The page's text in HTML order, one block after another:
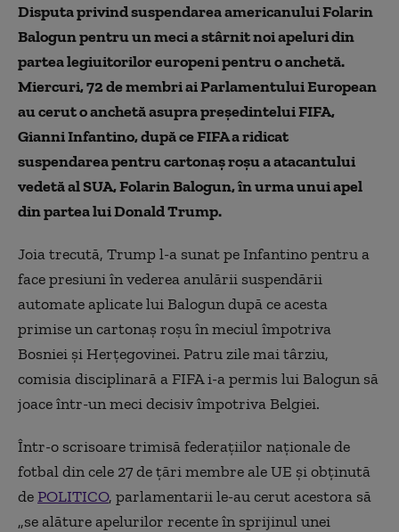
Disputa privind suspendarea americanului Folarin
Balogun pentru un meci a stârnit noi apeluri din
partea legiuitorilor europeni pentru o anchetă.
Miercuri, 72 de membri ai Parlamentului European
au cerut o anchetă asupra președintelui FIFA,
Gianni Infantino, după ce FIFA a ridicat
suspendarea pentru cartonaș roșu a atacantului
vedetă al SUA, Folarin Balogun, în urma unui apel
din partea lui Donald Trump.
Joia trecută, Trump l-a sunat pe Infantino pentru a
face presiuni în vederea anulării suspendării
automate aplicate lui Balogun după ce acesta
primise un cartonaș roșu în meciul împotriva
Bosniei și Herțegovinei. Patru zile mai târziu,
comisia disciplinară a FIFA i-a permis lui Balogun să
joace într-un meci decisiv împotriva Belgiei.
Într-o scrisoare trimisă federațiilor naționale de
fotbal din cele 27 de țări membre ale UE și obținută
dePOLITICO, parlamentarii le-au cerut acestora să
„se alăture apelurilor recente în sprijinul unei